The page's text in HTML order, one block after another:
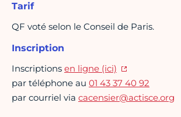
Tarif
QF voté selon le Conseil de Paris.
Inscription
Inscriptions en ligne (ici)
par téléphone au 01 43 37 40 92
par courriel via cacensier@actisce.org